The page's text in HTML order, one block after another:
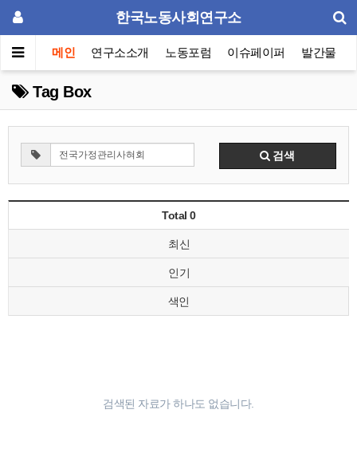
한국노동사회연구소
메인 연구소소개 노동포럼 이슈페이퍼 발간물
Tag Box
검색
Total 0
최신
인기
색인
검색된 자료가 하나도 없습니다.